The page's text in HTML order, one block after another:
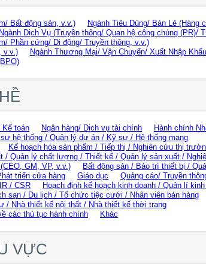
Bất động sản, v.v.)
Ngành Tiêu Dùng/ Bán Lẻ
Ngành Dịch Vụ (Truyền thông/ Quan hệ công chúng
Phần cứng/ Di động/ Truyền thông, v.v.)
v.v.)
Ngành Thương Mại/ Vận Chuyển/ Xuất Nhập Khẩu
Kế toán Ngân hàng/ Dịch vụ tài chính Hành chính
hệ thống / Quản lý dự án / Kỹ sư / Hệ thống mạng
Kế hoạch hóa sản phẩm / Tiếp thị / Nghiên cứu thị
/ Quản lý chất lượng / Thiết kế / Quản lý sản xuất /
GM, VP, v.v.)
Bất động sản / Bảo trì thiết bị /
triển cửa hàng
Giáo dục
Quảng cáo/ Truyền
/ CSR
Hoạch định kế hoạch kinh doanh / Quản lí
sạn / Du lịch / Tổ chức tiệc cưới / Nhân viên bán hàng
/ Nhà thiết kế nội thất / Nhà thiết kế thời trang
các thủ tục hành chính
Khác
VỰC